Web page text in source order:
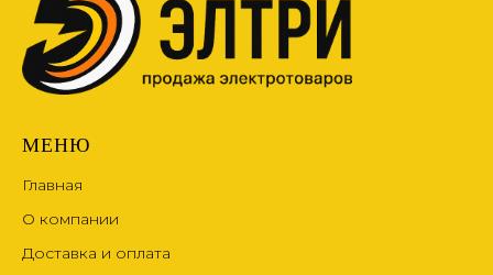
МЕНЮ
Главная
О компании
Доставка и оплата